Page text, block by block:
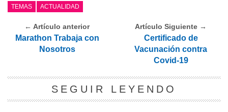
TEMAS ACTUALIDAD
← Artículo anterior
Marathon Trabaja con
Nosotros
Artículo Siguiente →
Certificado de
Vacunación contra
Covid-19
SEGUIR LEYENDO